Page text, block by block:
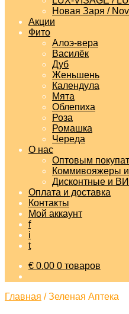
Новая Заря /
Акции
Фито
Алоэ-вера
Василёк
Дуб
Женьшень
Календула
Мята
Облепиха
Роза
Ромашка
Череда
О нас
Оптовым
Коммивояжеры
Дисконтные и
Оплата и доставка
Контакты
Мой аккаунт
f
i
t
€ 0.00 0 товаров
Главная /Зеленая Аптека